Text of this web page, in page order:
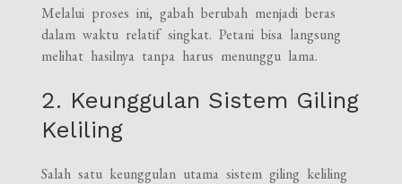
Melalui proses ini, gabah berubah menjadi beras
dalam waktu relatif singkat. Petani bisa langsung
melihat hasilnya tanpa harus menunggu lama.
2. Keunggulan Sistem Giling
Keliling
Salah satu keunggulan utama sistem giling keliling